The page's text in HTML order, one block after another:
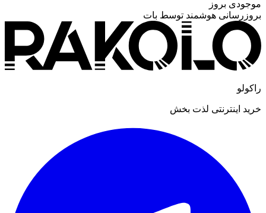
موجودی بروز
بروزرسانی هوشمند توسط بات
راکولو
خرید اینترنتی لذت بخش